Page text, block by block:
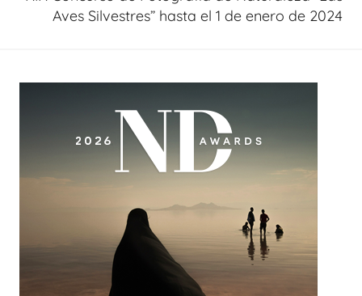
Aves Silvestres” hasta el 1 de enero de 2024